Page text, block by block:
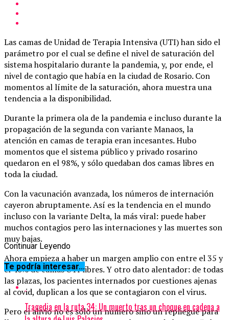
Las camas de Unidad de Terapia Intensiva (UTI) han sido el
parámetro por el cual se define el nivel de saturación del
sistema hospitalario durante la pandemia, y, por ende, el
nivel de contagio que había en la ciudad de Rosario. Con
momentos al límite de la saturación, ahora muestra una
tendencia a la disponibilidad.
Durante la primera ola de la pandemia e incluso durante la
propagación de la segunda con variante Manaos, la
atención en camas de terapia eran incesantes. Hubo
momentos que el sistema público y privado rosarino
quedaron en el 98%, y sólo quedaban dos camas libres en
toda la ciudad.
Con la vacunación avanzada, los números de internación
cayeron abruptamente. Así es la tendencia en el mundo
incluso con la variante Delta, la más viral: puede haber
muchos contagios pero las internaciones y las muertes son
muy bajas.
Ahora empieza a haber un margen amplio con entre el 35 y
el 40% de camas UTI libres. Y otro dato alentador: de todas
las plazas, los pacientes internados por cuestiones ajenas
al covid, duplican a los que se contagiaron con el virus.
Pero el alivio no es sólo un número sino un repliegue para
Continuar Leyendo
Te podría interesar...
Tragedia en la ruta 34: Un muerto tras un choque en cadena a